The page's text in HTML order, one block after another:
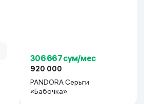
306 667 сум/мес
920 000
PANDORA Серьги
«Бабочка»